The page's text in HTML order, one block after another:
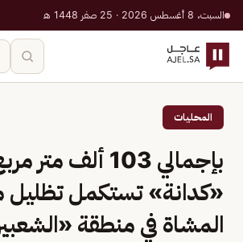
السبت، 8 أغسطس 2026 · 25 صفر 1448 هـ
المحليات
بإجمالي 103 ألف متر
«كدانة» تستكمل تظليل
المشاة في منطقة